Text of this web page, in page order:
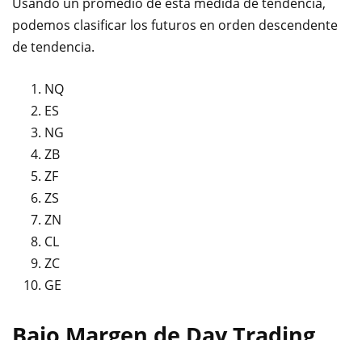
podemos clasificar los futuros en orden descendente
de tendencia.
NQ
ES
NG
ZB
ZF
ZS
ZN
CL
ZC
GE